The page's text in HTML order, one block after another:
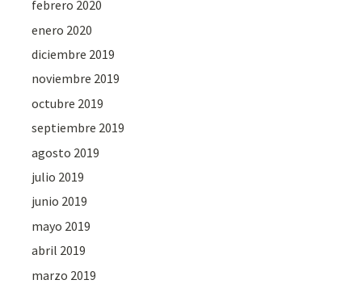
febrero 2020
enero 2020
diciembre 2019
noviembre 2019
octubre 2019
septiembre 2019
agosto 2019
julio 2019
junio 2019
mayo 2019
abril 2019
marzo 2019